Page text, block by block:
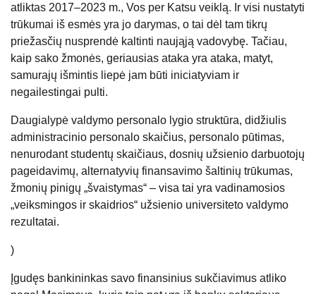
atliktas 2017–2023 m., Vos per Katsu veiklą. Ir visi nustatyti
trūkumai iš esmės yra jo darymas, o tai dėl tam tikrų
priežasčių nusprendė kaltinti naująją vadovybę. Tačiau,
kaip sako žmonės, geriausias ataka yra ataka, matyt,
samurajų išmintis liepė jam būti iniciatyviam ir
negailestingai pulti.
Daugialypė valdymo personalo lygio struktūra, didžiulis
administracinio personalo skaičius, personalo pūtimas,
nenurodant studentų skaičiaus, dosnių užsienio darbuotojų
pageidavimų, alternatyvių finansavimo šaltinių trūkumas,
žmonių pinigų „švaistymas“ – visa tai yra vadinamosios
„veiksmingos ir skaidrios“ užsienio universiteto valdymo
rezultatai.
)
Įgudęs bankininkas savo finansinius sukčiavimus atliko